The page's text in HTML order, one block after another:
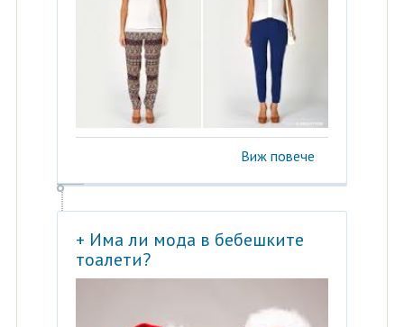
Виж повече
+ Има ли мода в бебешките
тоалети?